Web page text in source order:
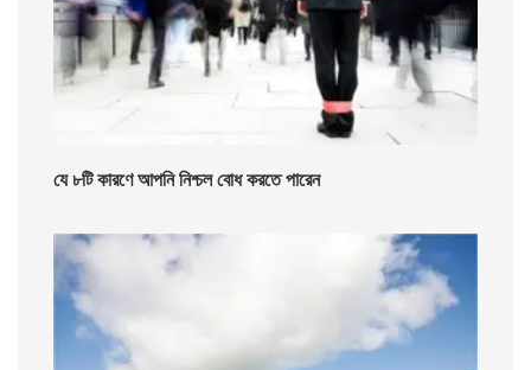
যে ৮টি কারণে আপনি নিশ্চল বোধ করতে পারেন